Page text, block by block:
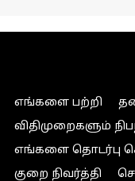
எங்களை பற்றி
விதிமுறைகளும்
எங்களை தொடர்பு
குறை நிவர்த்தி